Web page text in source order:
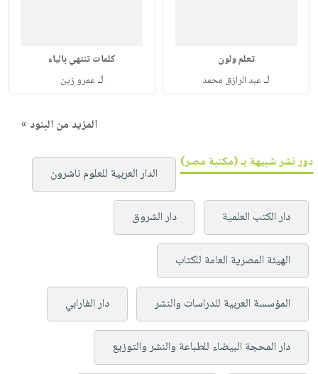
تعلم ولون
لـعبد الرازق محمد
كلمات تنتهي بالياء
لـعمرو زين
المزيد من البنود »
دور نشر شبيهة بـ (مكتبة مصر)
الدار العربية للعلوم ناشرون
دار الكتب العلمية دار الشروق
الهيئة المصرية العامة للكتاب
المؤسسة العربية للدراسات والنشر دار الفارابي
دار المحجة البيضاء للطباعة والنشر والتوزيع